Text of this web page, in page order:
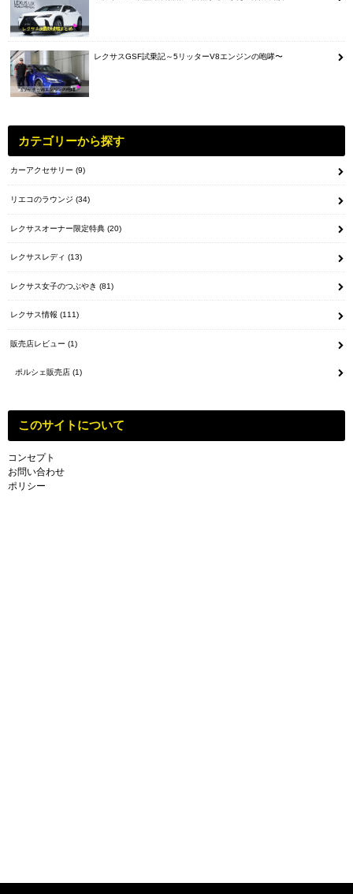
レクサスGSF試乗記～5リッターV8エンジンの咆哮〜
カテゴリーから探す
カーアクセサリー(9)
リエコのラウンジ(34)
レクサスオーナー限定特典(20)
レクサスレディ(13)
レクサス女子のつぶやき(81)
レクサス情報(111)
販売店レビュー(1)
ポルシェ販売店 (1)
このサイトについて
コンセプト
お問い合わせ
ポリシー